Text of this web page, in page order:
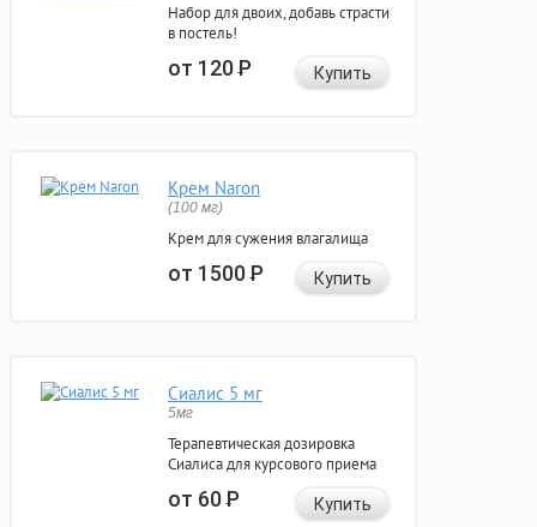
Набор для двоих, добавь страсти
в постель!
от 120Р Купить
Крем Naron
(100 мг)
Крем для сужения влагалища
от 1500Р Купить
Сиалис 5 мг
5мг
Терапевтическая дозировка
Сиалиса для курсового приема
от 60Р Купить